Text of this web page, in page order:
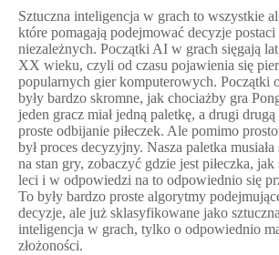
Sztuczna inteligencja w grach to wszystkie
które pomagają podejmować decyzje postaci
niezależnych. Początki AI w grach sięgają
XX wieku, czyli od czasu pojawienia się
popularnych gier komputerowych. Początki
były bardzo skromne, jak chociażby gra
jeden gracz miał jedną paletkę, a drugi drugą
proste odbijanie piłeczek. Ale pomimo
był proces decyzyjny. Nasza paletka musiała
na stan gry, zobaczyć gdzie jest piłeczka,
leci i w odpowiedzi na to odpowiednio się
To były bardzo proste algorytmy
decyzje, ale już sklasyfikowane jako sztuczna
inteligencja w grach, tylko o odpowiednio
złożoności.